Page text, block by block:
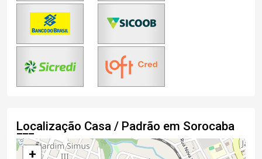
Localização Casa / Padrão em Sorocaba
+